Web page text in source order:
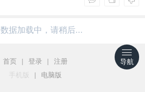
数据加载中，请稍后...
首页 | 登录 |
注册
手机版
| 电脑版
导航